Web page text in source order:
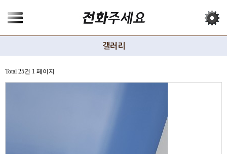
갤러리
Total 25건 1 페이지